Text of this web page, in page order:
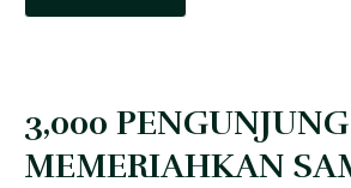
3,000 PENGUNJUNG
MEMERIAHKAN